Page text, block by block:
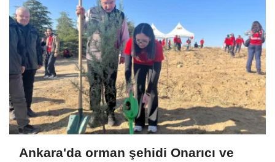
Ankara'da orman şehidi Onarıcı ve